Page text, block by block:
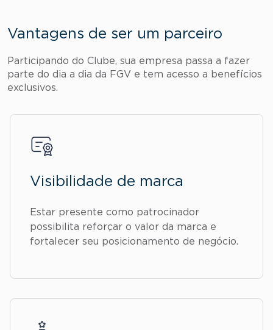
Vantagens de ser um parceiro
Participando do Clube, sua empresa passa a fazer
parte do dia a dia da FGV e tem acesso a benefícios
exclusivos.
Visibilidade de marca
Estar presente como patrocinador
possibilita reforçar o valor da marca e
fortalecer seu posicionamento de negócio.